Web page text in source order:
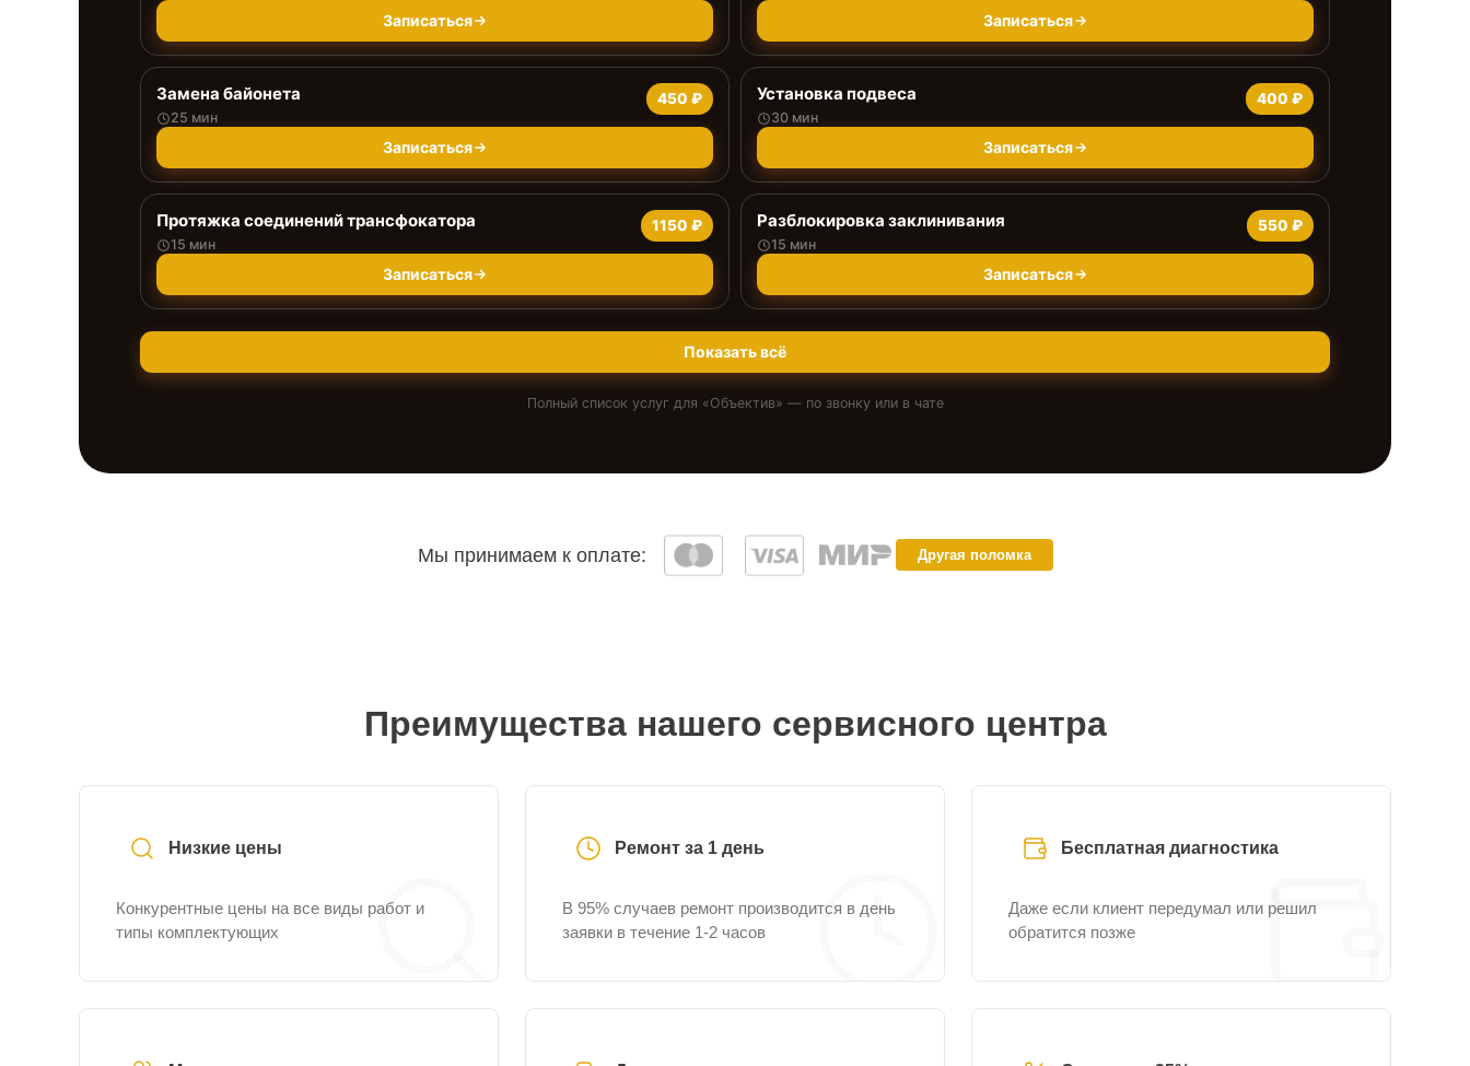
Записаться Записаться
Замена байонета
25 мин
450 ₽
Записаться
Установка подвеса
30 мин
400 ₽
Записаться
Протяжка соединений трансфокатора
15 мин
1150 ₽
Записаться
Разблокировка заклинивания
15 мин
550 ₽
Записаться
Показать всё
Полный список услуг для «Объектив» — по звонку или в чате
Мы принимаем к оплате: Другая поломка
Преимущества нашего сервисного центра
Низкие цены
Конкурентные цены на все виды работ и
типы комплектующих
Ремонт за 1 день
В 95% случаев ремонт производится в день
заявки в течение 1-2 часов
Бесплатная диагностика
Даже если клиент передумал или решил
обратится позже